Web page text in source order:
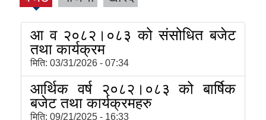
आ व २०८२।०८३ को संसोधित बजेट
तथा कार्यक्रम
मिति: 03/31/2026 - 07:34
आर्थिक वर्ष २०८२।०८३ को बार्षिक
बजेट तथा कार्यक्रमहरु
मिति: 09/21/2025 - 16:33